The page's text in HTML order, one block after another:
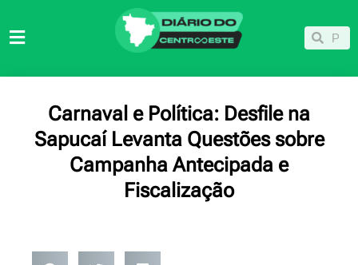
para
Pesquisar
Carnaval e Política: Desfile na
Sapucaí Levanta Questões sobre
Campanha Antecipada e
Fiscalização